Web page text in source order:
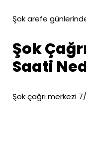
Şok arefe
Şok
Saati
Şok çağrı merkezi